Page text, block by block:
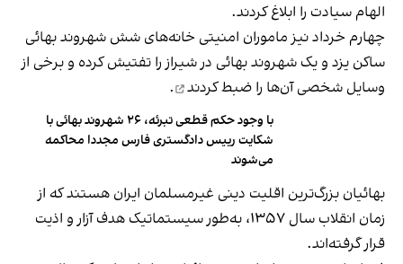
الهام سیادت را ابلاغ کردند.
چهارم خرداد نیز ماموران امنیتی خانه‌های شش شهروند بهائی
ساکن یزد و یک شهروند بهائی در شیراز را تفتیش کرده و برخی از
وسایل شخصی آن‌ها را ضبط کردند .
با وجود حکم قطعی تبرئه، ۲۶ شهروند بهائی با
شکایت رییس دادگستری فارس مجددا محاکمه
می‌شوند
بهائیان بزرگ‌ترین اقلیت دینی غیرمسلمان ایران هستند که از
زمان انقلاب سال ۱۳۵۷، به‌طور سیستماتیک هدف آزار و اذیت
قرار گرفته‌اند.